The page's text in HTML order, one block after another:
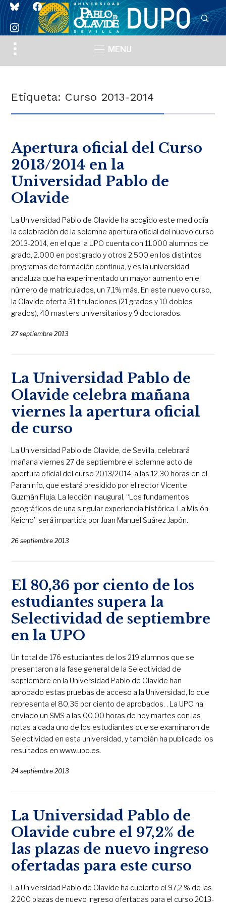
blueskyfacebook
instagram
Toggle
sidebar
MENU
Etiqueta: Curso 2013-2014
Apertura oficial del Curso
2013/2014 en la
Universidad Pablo de
Olavide
La Universidad Pablo de Olavide ha acogido este mediodía
la celebración de la solemne apertura oficial del nuevo curso
2013-2014, en el que la UPO cuenta con 11.000 alumnos de
grado, 2.000 en postgrado y otros 2.500 en los distintos
programas de formación continua, y es la universidad
andaluza que ha experimentado un mayor aumento en el
número de matriculados, un 7,1% más. En este nuevo curso,
la Olavide oferta 31 titulaciones (21 grados y 10 dobles
grados), 40 masters universitarios y 9 doctorados.
27 septiembre 2013
La Universidad Pablo de
Olavide celebra mañana
viernes la apertura oficial
de curso
La Universidad Pablo de Olavide, de Sevilla, celebrará
mañana viernes 27 de septiembre el solemne acto de
apertura oficial del curso 2013/2014, a las 12.30 horas en el
Paraninfo, que estará presidido por el rector Vicente
Guzmán Fluja. La lección inaugural, “Los fundamentos
geográficos de una singular experiencia histórica: La Misión
Keicho” será impartida por Juan Manuel Suárez Japón.
26 septiembre 2013
El 80,36 por ciento de los
estudiantes supera la
Selectividad de septiembre
en la UPO
Un total de 176 estudiantes de los 219 alumnos que se
presentaron a la fase general de la Selectividad de
septiembre en la Universidad Pablo de Olavide han
aprobado estas pruebas de acceso a la Universidad, lo que
representa el 80,36 por ciento de aprobados. . La UPO ha
enviado un SMS a las 00.00 horas de hoy martes con las
notas a cada uno de los estudiantes que se examinaron de
Selectividad en esta universidad, y también ha publicado los
resultados en www.upo.es.
24 septiembre 2013
La Universidad Pablo de
Olavide cubre el 97,2% de
las plazas de nuevo ingreso
ofertadas para este curso
La Universidad Pablo de Olavide ha cubierto el 97,2 % de las
2.200 plazas de nuevo ingreso ofertadas para el curso 2013-